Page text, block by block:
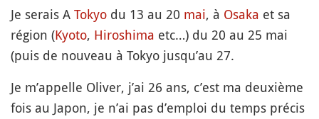
Je serais A Tokyo du 13 au 20 mai, à Osaka et sa
région (Kyoto, Hiroshima etc…) du 20 au 25 mai
(puis de nouveau à Tokyo jusqu’au 27.
Je m’appelle Oliver, j’ai 26 ans, c’est ma deuxième
fois au Japon, je n’ai pas d’emploi du temps précis